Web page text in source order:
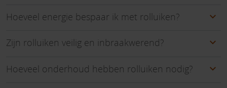
Hoeveel energie bespaar ik met rolluiken?
Zijn rolluiken veilig en inbraakwerend?
Hoeveel onderhoud hebben rolluiken nodig?